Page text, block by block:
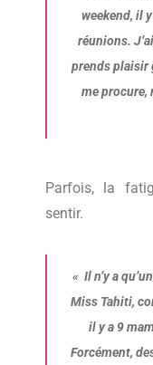
weekend, il
réunions.
prends plaisir
me procure,
Parfois, la
sentir.
« Il n’y a
Miss Tahiti,
il y a 9
Forcément,